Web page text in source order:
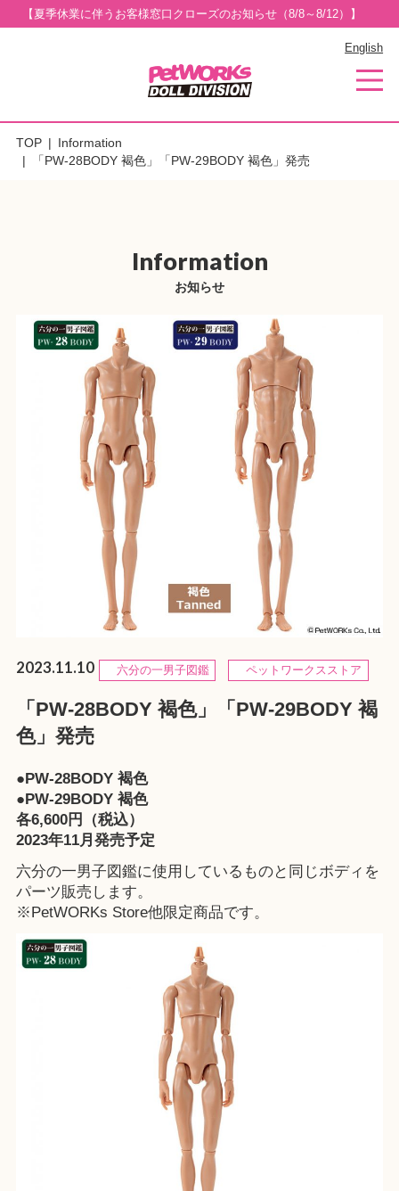
【夏季休業に伴うお客様窓口クローズのお知らせ（8/8～8/12）】
English
TOP
Information
「PW-28BODY 褐色」「PW-29BODY 褐色」発売
Information
お知らせ
2023.11.10 六分の一男子図鑑 ペットワークスストア
「PW-28BODY 褐色」「PW-29BODY 褐
色」発売
●PW-28BODY 褐色
●PW-29BODY 褐色
各6,600円（税込）
2023年11月発売予定
六分の一男子図鑑に使用しているものと同じボディを
パーツ販売します。
※PetWORKs Store他限定商品です。